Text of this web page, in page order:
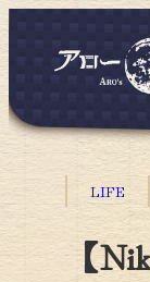
LIFE
【